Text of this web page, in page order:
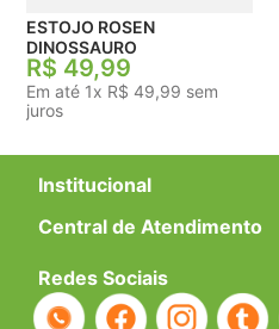
ESTOJO ROSEN
DINOSSAURO
R$ 49,99
Em até 1x R$ 49,99 sem
juros
Institucional
Central de Atendimento
Redes Sociais